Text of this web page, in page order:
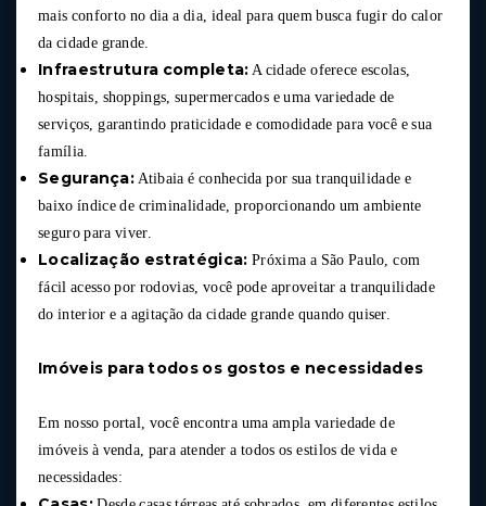
mais conforto no dia a dia, ideal para quem busca fugir do calor
da cidade grande.
Infraestrutura completa: A cidade oferece escolas,
hospitais, shoppings, supermercados e uma variedade de
serviços, garantindo praticidade e comodidade para você e sua
família.
Segurança: Atibaia é conhecida por sua tranquilidade e
baixo índice de criminalidade, proporcionando um ambiente
seguro para viver.
Localização estratégica: Próxima a São Paulo, com
fácil acesso por rodovias, você pode aproveitar a tranquilidade
do interior e a agitação da cidade grande quando quiser.
Imóveis para todos os gostos e necessidades
Em nosso portal, você encontra uma ampla variedade de
imóveis à venda, para atender a todos os estilos de vida e
necessidades: